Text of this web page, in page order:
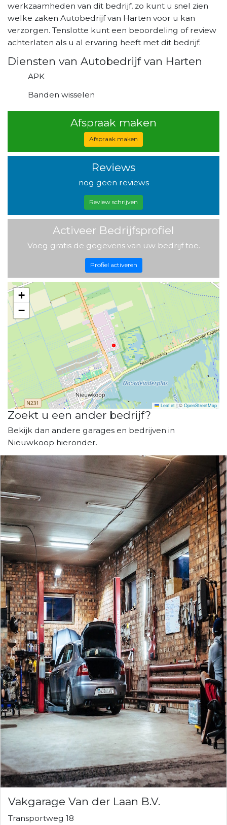
werkzaamheden van dit bedrijf, zo kunt u snel zien
welke zaken Autobedrijf van Harten voor u kan
verzorgen. Tenslotte kunt een beoordeling of review
achterlaten als u al ervaring heeft met dit bedrijf.
Diensten van Autobedrijf van Harten
APK
Banden wisselen
Afspraak maken
Afspraak maken
Reviews
nog geen reviews
Review schrijven
Activeer Bedrijfsprofiel
Voeg gratis de gegevens van uw bedrijf toe.
Profiel activeren
+
−
Leaflet |© OpenStreetMap
Zoekt u een ander bedrijf?
Bekijk dan andere garages en bedrijven in
Nieuwkoop hieronder.
Vakgarage Van der Laan B.V.
Transportweg 18